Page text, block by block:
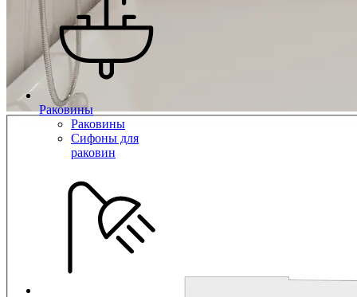
Раковины
Раковины
Сифоны для
раковин